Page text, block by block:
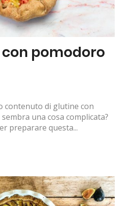
pomodoro
contenuto di glutine con
una cosa complicata?
preparare questa...